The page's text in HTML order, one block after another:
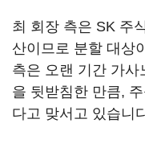
최 회장 측은 SK 주
산이므로 분할 대상
측은 오랜 기간 가사
을 뒷받침한 만큼,
다고 맞서고 있습니